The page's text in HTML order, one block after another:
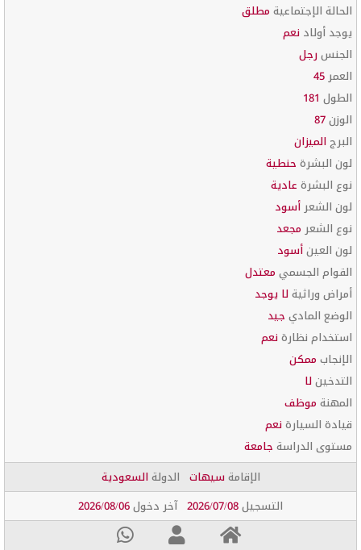
الحالة الإجتماعية مطلق
يوجد أولاد نعم
الجنسرجل
العمر45
الطول 181
الوزن87
البرجالميزان
لون البشرة حنطية
نوع البشرة عادية
لون الشعرأسود
نوع الشعر مجعد
لون العينأسود
القوام الجسمي معتدل
أمراض وراثيةلا يوجد
الوضع المادي جيد
استخدام نظارةنعم
الإنجاب ممكن
التدخينلا
المهنة موظف
قيادة السيارةنعم
مستوى الدراسة جامعة
الإقامةسيهات الدولةالسعودية
التسجيل2026/07/08 آخر دخول2026/08/06